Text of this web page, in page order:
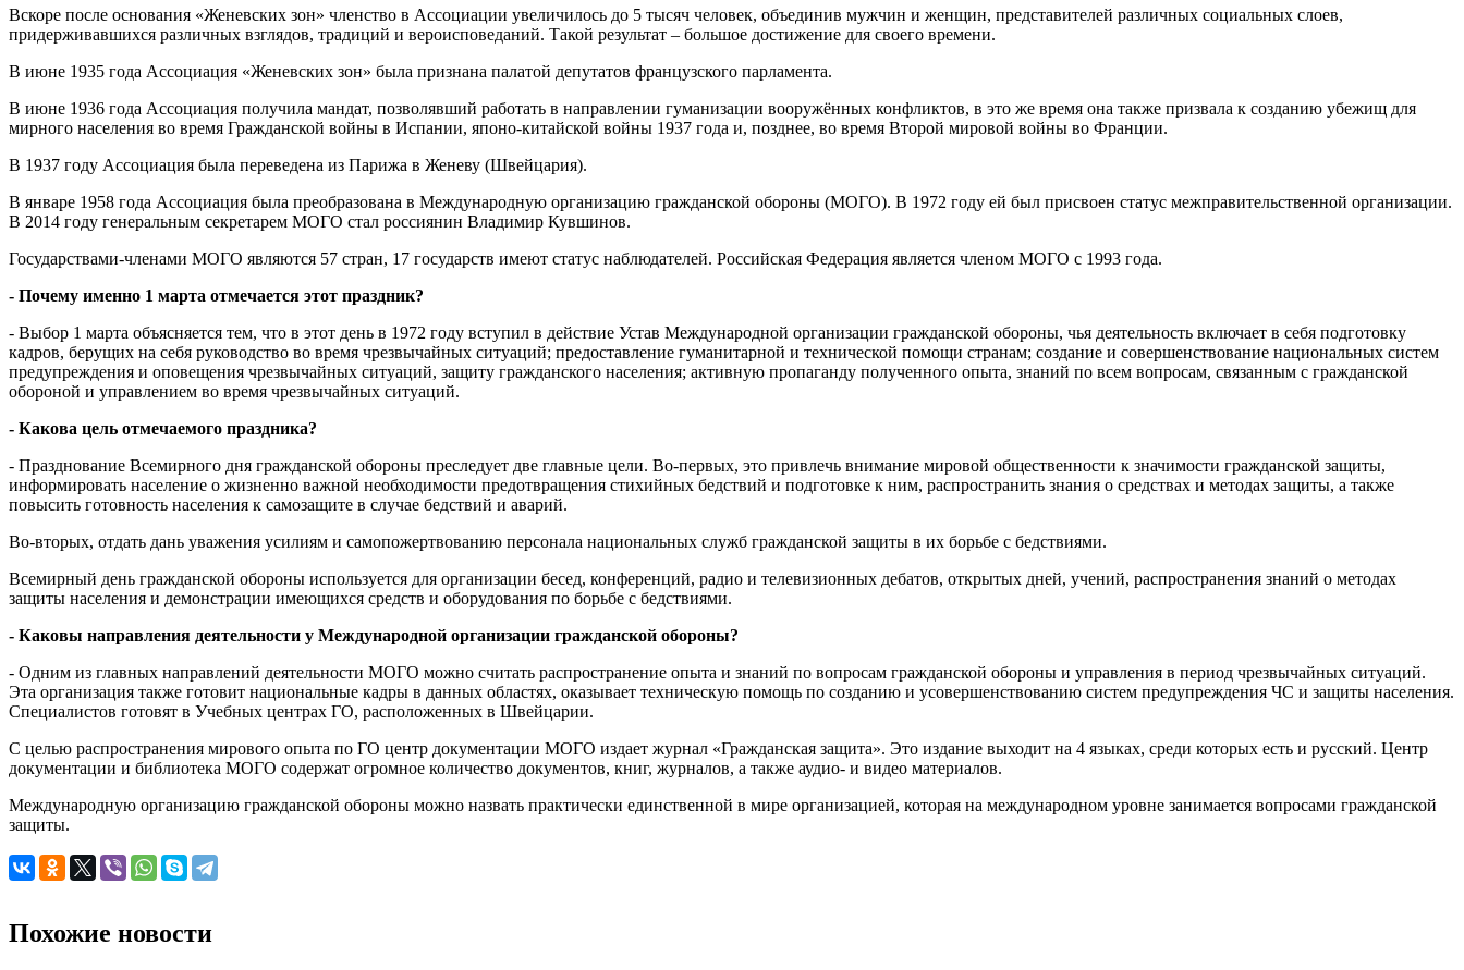
Вскоре после основания «Женевских зон» членство в Ассоциации увеличилось до 5 тысяч человек, объединив мужчин и женщин, представителей различных социальных слоев,
придерживавшихся различных взглядов, традиций и вероисповеданий. Такой результат – большое достижение для своего времени.
В июне 1935 года Ассоциация «Женевских зон» была признана палатой депутатов французского парламента.
В июне 1936 года Ассоциация получила мандат, позволявший работать в направлении гуманизации вооружённых конфликтов, в это же время она также призвала к созданию убежищ для
мирного населения во время Гражданской войны в Испании, японо-китайской войны 1937 года и, позднее, во время Второй мировой войны во Франции.
В 1937 году Ассоциация была переведена из Парижа в Женеву (Швейцария).
В январе 1958 года Ассоциация была преобразована в Международную организацию гражданской обороны (МОГО). В 1972 году ей был присвоен статус межправительственной организации.
В 2014 году генеральным секретарем МОГО стал россиянин Владимир Кувшинов.
Государствами-членами МОГО являются 57 стран, 17 государств имеют статус наблюдателей. Российская Федерация является членом МОГО с 1993 года.
- Почему именно 1 марта отмечается этот праздник?
- Выбор 1 марта объясняется тем, что в этот день в 1972 году вступил в действие Устав Международной организации гражданской обороны, чья деятельность включает в себя подготовку
кадров, берущих на себя руководство во время чрезвычайных ситуаций; предоставление гуманитарной и технической помощи странам; создание и совершенствование национальных систем
предупреждения и оповещения чрезвычайных ситуаций, защиту гражданского населения; активную пропаганду полученного опыта, знаний по всем вопросам, связанным с гражданской
обороной и управлением во время чрезвычайных ситуаций.
- Какова цель отмечаемого праздника?
- Празднование Всемирного дня гражданской обороны преследует две главные цели. Во-первых, это привлечь внимание мировой общественности к значимости гражданской защиты,
информировать население о жизненно важной необходимости предотвращения стихийных бедствий и подготовке к ним, распространить знания о средствах и методах защиты, а также
повысить готовность населения к самозащите в случае бедствий и аварий.
Во-вторых, отдать дань уважения усилиям и самопожертвованию персонала национальных служб гражданской защиты в их борьбе с бедствиями.
Всемирный день гражданской обороны используется для организации бесед, конференций, радио и телевизионных дебатов, открытых дней, учений, распространения знаний о методах
защиты населения и демонстрации имеющихся средств и оборудования по борьбе с бедствиями.
- Каковы направления деятельности у Международной организации гражданской обороны?
- Одним из главных направлений деятельности МОГО можно считать распространение опыта и знаний по вопросам гражданской обороны и управления в период чрезвычайных ситуаций.
Эта организация также готовит национальные кадры в данных областях, оказывает техническую помощь по созданию и усовершенствованию систем предупреждения ЧС и защиты населения.
Специалистов готовят в Учебных центрах ГО, расположенных в Швейцарии.
С целью распространения мирового опыта по ГО центр документации МОГО издает журнал «Гражданская защита». Это издание выходит на 4 языках, среди которых есть и русский. Центр
документации и библиотека МОГО содержат огромное количество документов, книг, журналов, а также аудио- и видео материалов.
Международную организацию гражданской обороны можно назвать практически единственной в мире организацией, которая на международном уровне занимается вопросами гражданской
защиты.
Похожие новости